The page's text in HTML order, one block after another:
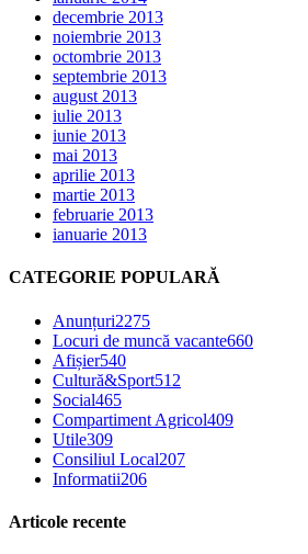
decembrie 2013
noiembrie 2013
octombrie 2013
septembrie 2013
august 2013
iulie 2013
iunie 2013
mai 2013
aprilie 2013
martie 2013
februarie 2013
ianuarie 2013
CATEGORIE POPULARĂ
Anunțuri2275
Locuri de muncă vacante660
Afișier540
Cultură&Sport512
Social465
Compartiment Agricol409
Utile309
Consiliul Local207
Informatii206
Articole recente